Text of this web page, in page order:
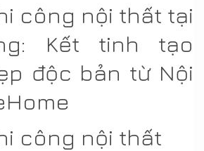
công nội thất tại
Kết tinh tạo
độc bản từ Nội
công nội thất